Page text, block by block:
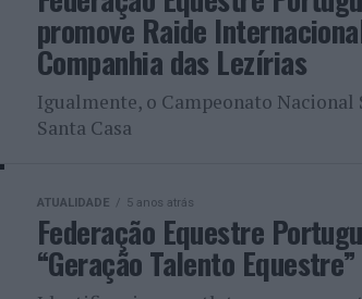
promove Raide
Companhia das Lezírias
Igualmente, o Campeonato Nacional
Santa Casa
ATUALIDADE 5 anos atrás
Federação Equestre
“Geração Talento Equestre”